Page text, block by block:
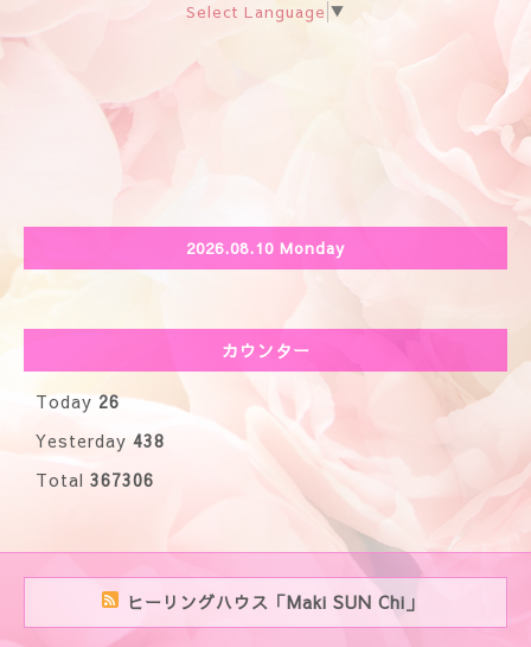
Select Language ▼
2026.08.10 Monday
カウンター
Today 26
Yesterday 438
Total 367306
ヒーリングハウス「Maki SUN Chi」